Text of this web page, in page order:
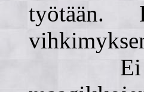
työtään.
Ei